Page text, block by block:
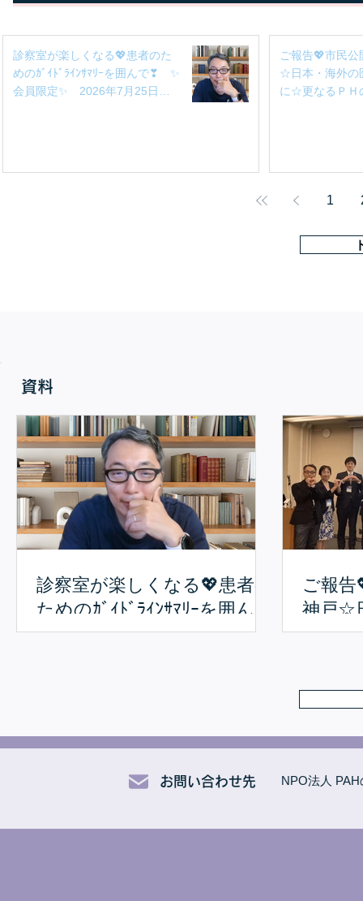
診察室が楽しくなる💖患者のた
めのｶﾞｲﾄﾞﾗｲﾝｻﾏﾘｰを囲んで❣ ✨
会員限定✨ 2026年7月25日
ご報告💖市民
☆日本・海外の
に☆更なるＰＨ
1
資料
診察室が楽しくなる💖患者の
ためのｶﾞｲﾄﾞﾗｲﾝｻﾏﾘｰを囲ん
で❣ ✨会員限定✨ 2026年7
ご報
神戸☆
者会
お問い合わせ先 NPO法人